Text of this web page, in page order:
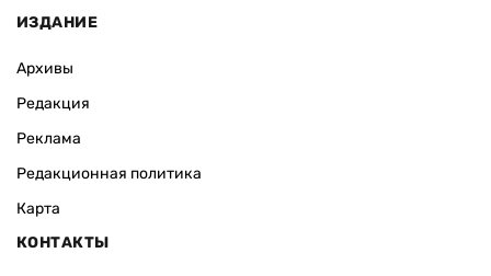
ИЗДАНИЕ
Архивы
Редакция
Реклама
Редакционная политика
Карта
КОНТАКТЫ